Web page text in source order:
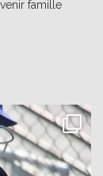
famille